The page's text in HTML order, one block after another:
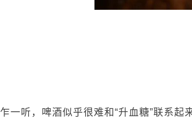
乍一听，啤酒似乎很难和“升血糖”联系起